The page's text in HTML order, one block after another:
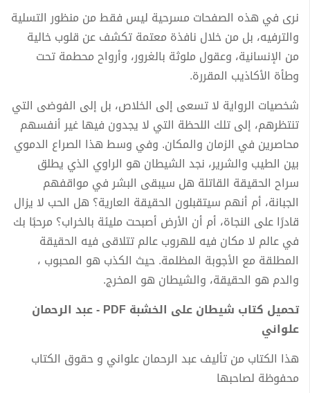
نرى في هذه الصفحات مسرحية ليس فقط من منظور التسلية
والترفيه، بل من خلال نافذة معتمة تكشف عن قلوب خالية
من الإنسانية، وعقول ملوثة بالغرور، وأرواح محطمة تحت
وطأة الأكاذيب المقررة.
شخصيات الرواية لا تسعى إلى الخلاص، بل إلى الفوضى التي
تنتظرهم، إلى تلك اللحظة التي لا يجدون فيها غير أنفسهم
محاصرين في الزمان والمكان. وفي وسط هذا الصراع الدموي
بين الطيب والشرير، نجد الشيطان هو الراوي الذي يطلق
سراح الحقيقة القاتلة هل سيبقى البشر في مواقفهم
الجبانة، أم أنهم سيتقبلون الحقيقة العارية؟ هل الحب لا يزال
قادرًا على النجاة، أم أن الأرض أصبحت مليئة بالخراب؟ مرحبًا بك
في عالم لا مكان فيه للهروب عالم تتلاقى فيه الحقيقة
المطلقة مع الأجوبة المظلمة. حيث الكذب هو المحبوب ،
والدم هو الحقيقة، والشيطان هو المخرج.
تحميل كتاب شيطان على الخشبة PDF - عبد الرحمان
علواني
هذا الكتاب من تأليف عبد الرحمان علواني و حقوق الكتاب
محفوظة لصاحبها